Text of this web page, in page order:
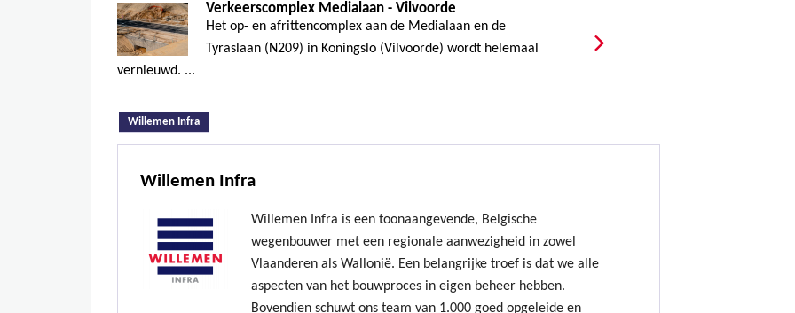
Verkeerscomplex Medialaan - Vilvoorde
Het op- en afrittencomplex aan de Medialaan en de
Tyraslaan (N209) in Koningslo (Vilvoorde) wordt helemaal
vernieuwd. ...
Willemen Infra
Willemen Infra
Willemen Infra is een toonaangevende, Belgische
wegenbouwer met een regionale aanwezigheid in zowel
Vlaanderen als Wallonië. Een belangrijke troef is dat we alle
aspecten van het bouwproces in eigen beheer hebben.
Bovendien schuwt ons team van 1.000 goed opgeleide en